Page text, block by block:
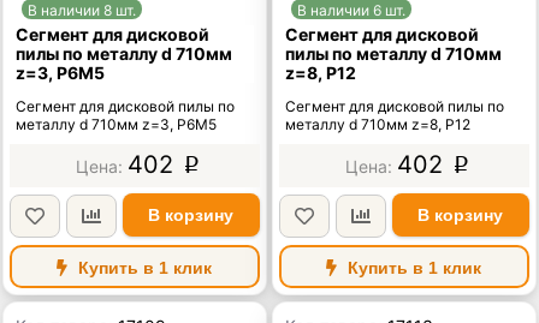
В наличии 8 шт.
Сегмент для дисковой
пилы по металлу d 710мм
z=3, Р6М5
Сегмент для дисковой пилы по
металлу d 710мм z=3, Р6М5
402 p
В корзину
Купить в 1 клик
В наличии 6 шт.
Сегмент для дисковой
пилы по металлу d 710мм
z=8, Р12
Сегмент для дисковой пилы по
металлу d 710мм z=8, Р12
402 p
В корзину
Купить в 1 клик